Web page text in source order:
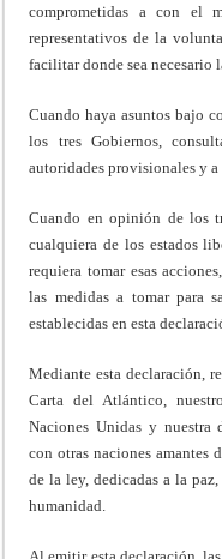
comprometidas a con el
representativos de la
facilitar donde sea necesario
Cuando haya asuntos bajo
los tres Gobiernos,
autoridades provisionales y a
Cuando en opinión de los
cualquiera de los estados
requiera tomar esas
las medidas a tomar para
establecidas en esta
Mediante esta declaración,
Carta del Atlántico,
Naciones Unidas y nuestra
con otras naciones
de la ley, dedicadas a la
humanidad.